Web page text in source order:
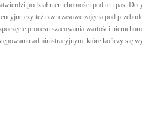
podział nieruchomości pod ten pas.
czy też tzw. czasowe zajęcia pod
procesu szacowania wartości
administracyjnym, które kończy się